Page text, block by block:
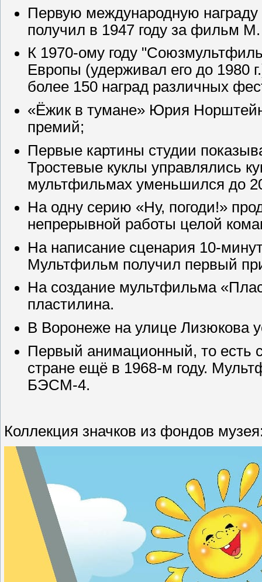
Первую международную
получил в 1947 году за фильм
К 1970-ому году
Европы (удерживал его до 1980
более 150 наград различных
«Ёжик в тумане» Юрия
премий;
Первые картины студии
Тростевые куклы управлялись
мультфильмах уменьшился до
На одну серию «Ну, погоди!»
непрерывной работы целой
На написание сценария 10-
Мультфильм получил первый
На создание мультфильма
пластилина.
В Воронеже на улице Лизюкова
Первый анимационный, то есть
стране ещё в 1968-м году.
БЭСМ-4.
Коллекция значков из фондов